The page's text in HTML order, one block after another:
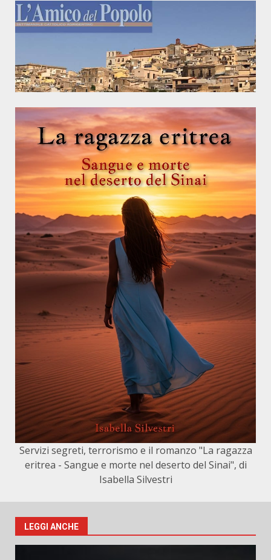
Servizi segreti, terrorismo e il romanzo "La ragazza
eritrea - Sangue e morte nel deserto del Sinai", di
Isabella Silvestri
LEGGI ANCHE